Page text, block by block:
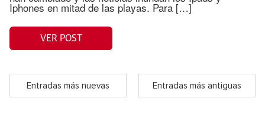
Iphones en mitad de las playas. Para […]
VER POST
Entradas más nuevas Entradas más antiguas